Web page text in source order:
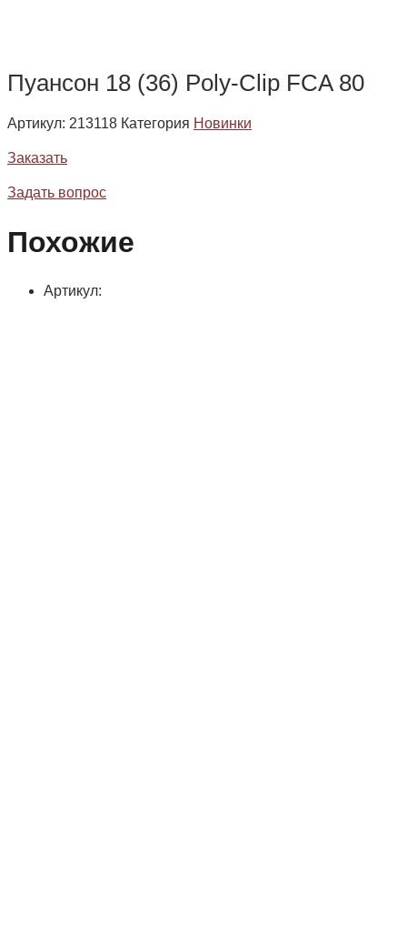
Пуансон 18 (36) Poly-Clip FCA 80
Артикул: 213118 Категория Новинки
Заказать
Задать вопрос
Похожие
Артикул: